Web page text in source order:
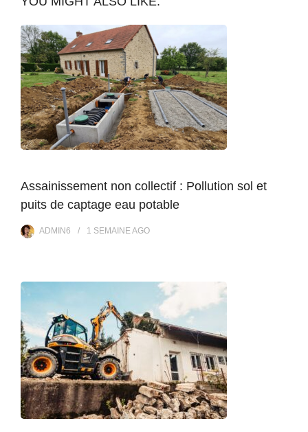
Assainissement non collectif : Pollution sol et
puits de captage eau potable
ADMIN6 1 SEMAINEAGO